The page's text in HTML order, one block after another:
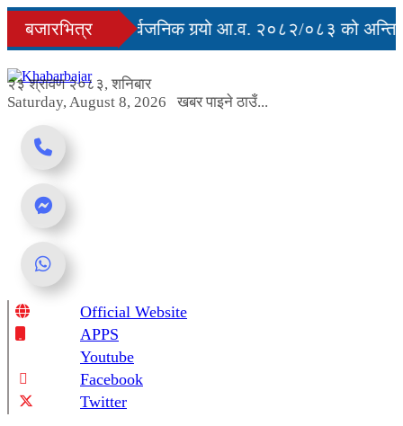
Skip
content
बजारभित्र
सरकारले सार्वजनिक गर्‍यो आ.व. २०८२/०८३ को अन्तिम
२३ श्रावण २०८३, शनिबार
Saturday, August 8, 2026
खबर पाइने ठाउँ...
Online News Portal
Official Website
APPS
Youtube
Facebook
Twitter